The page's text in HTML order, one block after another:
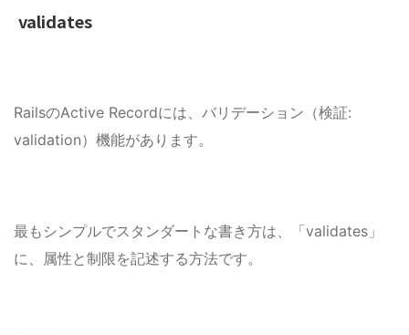
validates
RailsのActive Recordには、 バリデーション（検証:
validation）機能があります。
最もシンプルでスタンダートな書き方は、「validates」
に、属性と制限を記述する方法です。